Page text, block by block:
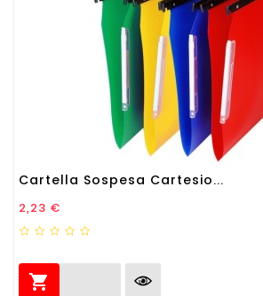
Cartella Sospesa Cartesio...
Prezzo
2,23 €
